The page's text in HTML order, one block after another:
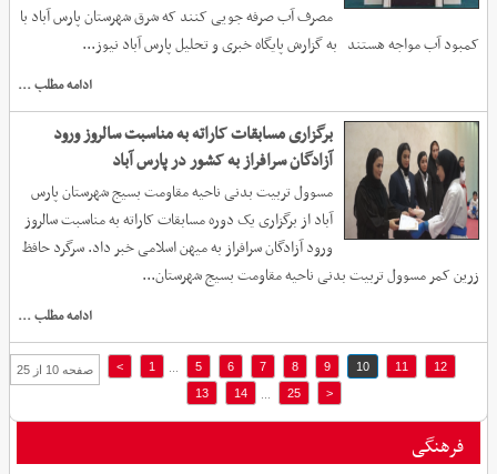
مصرف آب صرفه جویی کنند که شرق شهرستان پارس آباد با
کمبود آب مواجه هستند به گزارش پایگاه خبری و تحلیل پارس آباد نیوز...
ادامه مطلب ...
برگزاری مسابقات کاراته به مناسبت سالروز ورود
آزادگان سرافراز به کشور در پارس آباد
مسوول تربیت بدنی ناحیه مقاومت بسیج شهرستان پارس
آباد از برگزاری یک دوره مسابقات کاراته به مناسبت سالروز
ورود آزادگان سرافراز به میهن اسلامی خبر داد. سرگرد حافظ
زرین کمر مسوول تربیت بدنی ناحیه مقاومت بسیج شهرستان...
ادامه مطلب ...
صفحه 10 از 25 > 1 5 6 7 8 9 10 11
12
13
14 25 <
فرهنگی